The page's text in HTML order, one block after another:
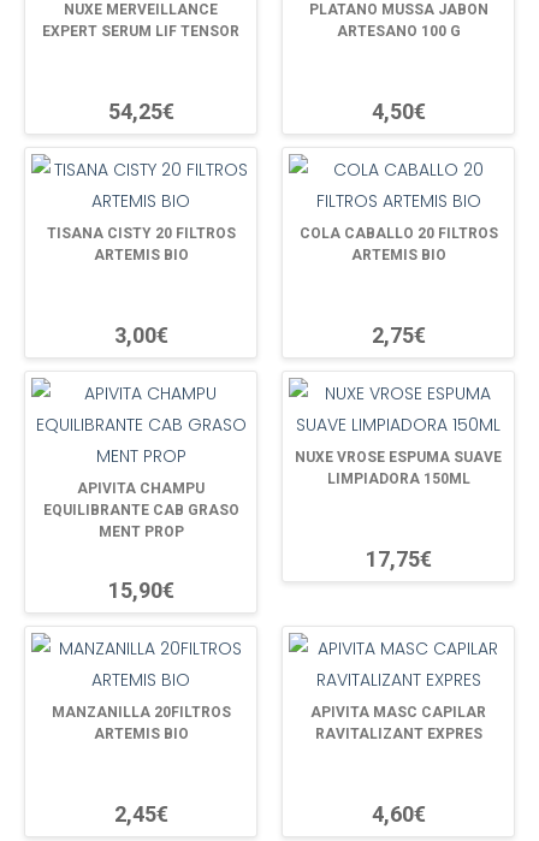
NUXE MERVEILLANCE
EXPERT SERUM LIF TENSOR
54,25€
PLATANO MUSSA JABON
ARTESANO 100 G
4,50€
TISANA CISTY 20 FILTROS
ARTEMIS BIO
3,00€
COLA CABALLO 20 FILTROS
ARTEMIS BIO
2,75€
APIVITA CHAMPU
EQUILIBRANTE CAB GRASO
MENT PROP
15,90€
NUXE VROSE ESPUMA SUAVE
LIMPIADORA 150ML
17,75€
MANZANILLA 20FILTROS
ARTEMIS BIO
2,45€
APIVITA MASC CAPILAR
RAVITALIZANT EXPRES
4,60€